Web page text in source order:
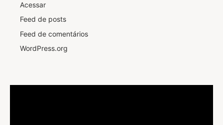
Acessar
Feed de posts
Feed de comentários
WordPress.org